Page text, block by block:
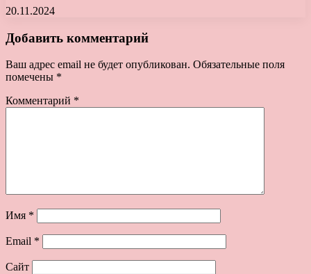
20.11.2024
Добавить комментарий
Ваш адрес email не будет опубликован. Обязательные поля
помечены *
Комментарий *
Имя *
Email *
Сайт